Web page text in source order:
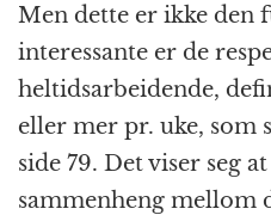
Men dette er ikke den
interessante er de
heltids­arbeidende,
eller mer pr. uke, som
side 79. Det viser seg
sammenheng mellom